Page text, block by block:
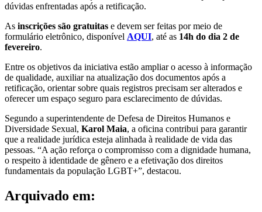
dúvidas enfrentadas após a retificação.
As inscrições são gratuitas e devem ser feitas por meio de
formulário eletrônico, disponível AQUI, até as 14h do dia 2 de
fevereiro.
Entre os objetivos da iniciativa estão ampliar o acesso à informação
de qualidade, auxiliar na atualização dos documentos após a
retificação, orientar sobre quais registros precisam ser alterados e
oferecer um espaço seguro para esclarecimento de dúvidas.
Segundo a superintendente de Defesa de Direitos Humanos e
Diversidade Sexual, Karol Maia, a oficina contribui para garantir
que a realidade jurídica esteja alinhada à realidade de vida das
pessoas. “A ação reforça o compromisso com a dignidade humana,
o respeito à identidade de gênero e a efetivação dos direitos
fundamentais da população LGBT+”, destacou.
Arquivado em: